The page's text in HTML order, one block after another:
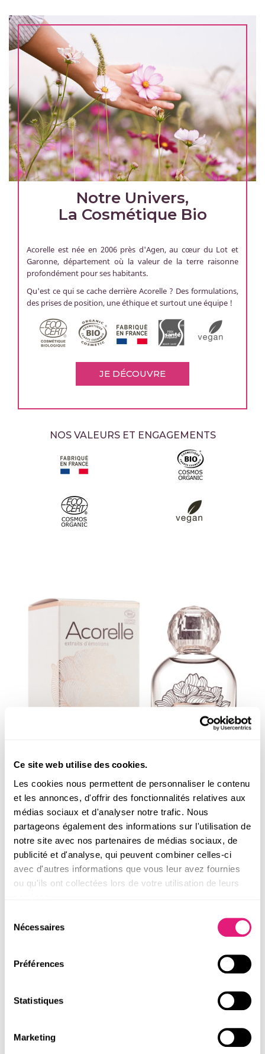
Ce site web utilise des cookies.
Les cookies nous permettent de personnaliser le contenu
et les annonces, d'offrir des fonctionnalités relatives aux
médias sociaux et d'analyser notre trafic. Nous
partageons également des informations sur l'utilisation de
notre site avec nos partenaires de médias sociaux, de
publicité et d'analyse, qui peuvent combiner celles-ci
avec d'autres informations que vous leur avez fournies
ou qu'ils ont collectées lors de votre utilisation de leurs
Nécessaires
Préférences
Statistiques
Marketing
Notre Univers,
La Cosmétique Bio
Acorelle est née en 2006 près d'Agen, au cœur du Lot et
Garonne, département où la valeur de la terre raisonne
profondément pour ses habitants.
Qu'est ce qui se cache derrière Acorelle ? Des formulations,
des prises de position, une éthique et surtout une équipe !
JE DÉCOUVRE
NOS VALEURS ET ENGAGEMENTS
Eau de Parfum Bio Certifiée L’Envoûtante
- Dynamisante
39,95 €
PARFUM
Découvrez nos parfums uniques certifiés bio, créés par nos
Garonne. Ils vous apportent Dynamisme, Apaisement ou
Équilibre. Faites le choix de votre émotion.
DÉCOUVRIR TOUTE LA GAMME PARFUM